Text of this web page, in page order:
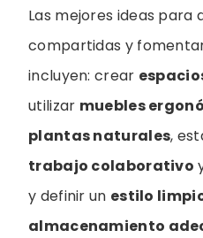
Las mejores ideas para
compartidas y
incluyen: crear
utilizar muebles
plantas naturales,
trabajo colaborativo
y definir un estilo
almacenamiento